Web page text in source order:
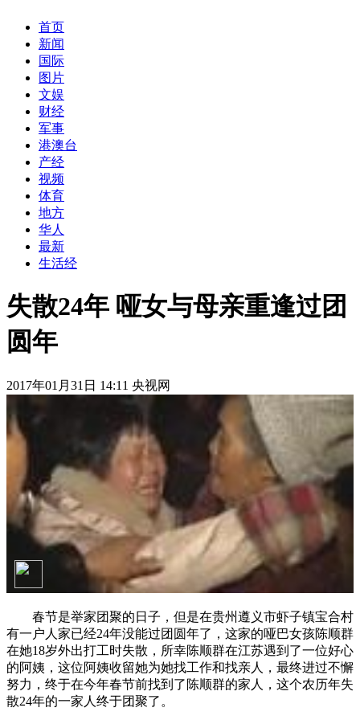
首页
新闻
国际
图片
文娱
财经
军事
港澳台
产经
视频
体育
地方
华人
最新
生活经
失散24年 哑女与母亲重逢过团
圆年
2017年01月31日 14:11 央视网
春节是举家团聚的日子，但是在贵州遵义市虾子镇宝合村
有一户人家已经24年没能过团圆年了，这家的哑巴女孩陈顺群
在她18岁外出打工时失散，所幸陈顺群在江苏遇到了一位好心
的阿姨，这位阿姨收留她为她找工作和找亲人，最终进过不懈
努力，终于在今年春节前找到了陈顺群的家人，这个农历年失
散24年的一家人终于团聚了。